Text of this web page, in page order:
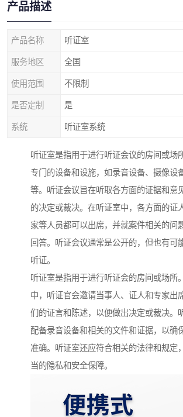
产品描述
产品名称 听证室
服务地区 全国
使用范围 不限制
是否定制 是
系统 听证室系统
听证室是指用于进行听证会议的房间或场
专门的设备和设施，如录音设备、摄像设
等。听证会议旨在听取各方面的证据和意
的决定或裁决。在听证室中，各方面的证
家等人员都可以出席，并就案件相关的问
回答。听证会议通常是公开的，但也有可
听证。
听证室是指用于进行听证会的房间或场所
中，听证官会邀请当事人、证人和专家出
们的证言和陈述，以便做出决定或裁决。
配备录音设备和相关的文件和证据，以确
准确。听证室还应符合相关的法律和规定
当的隐私和安全保障。